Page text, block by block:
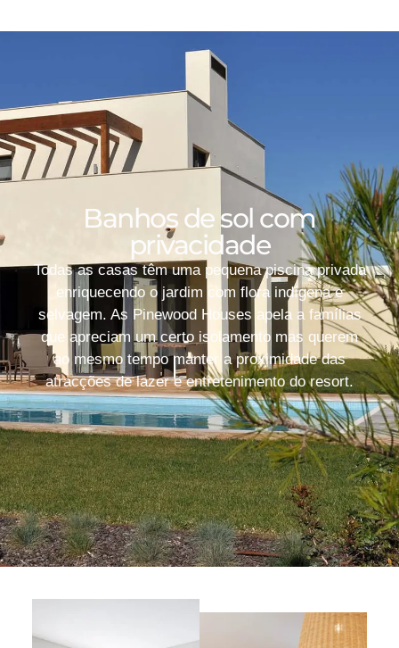
Banhos de sol com
privacidade
Todas as casas têm uma pequena piscina privada
enriquecendo o jardim com flora indígena e
selvagem. As Pinewood Houses apela a famílias
que apreciam um certo isolamento mas querem
ao mesmo tempo manter a proximidade das
atracções de lazer e entretenimento do resort.